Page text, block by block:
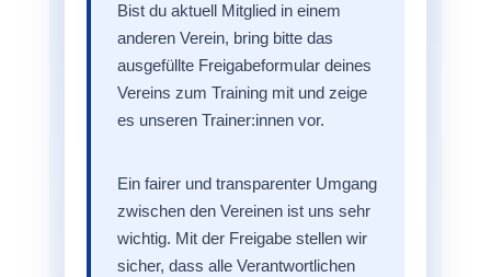
Bist du aktuell Mitglied in einem
anderen Verein, bring bitte das
ausgefüllte Freigabeformular deines
Vereins zum Training mit und zeige
es unseren Trainer:innen vor.
Ein fairer und transparenter Umgang
zwischen den Vereinen ist uns sehr
wichtig. Mit der Freigabe stellen wir
sicher, dass alle Verantwortlichen